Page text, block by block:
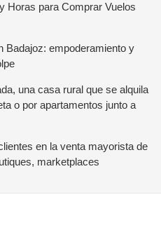
Horas para Comprar Vuelos
Badajoz: empoderamiento y
una casa rural que se alquila
o por apartamentos junto a
en la venta mayorista de
marketplaces